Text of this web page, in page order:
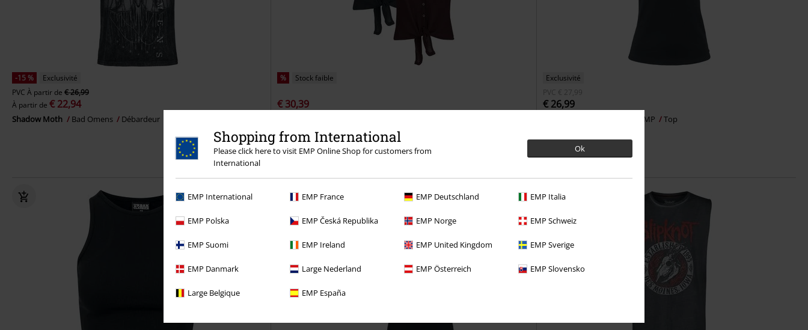
Shopping from International
Please click here to visit EMP Online Shop for customers from
International
Ok
EMP International EMP France EMP Deutschland EMP Italia
EMP Polska EMP Česká Republika EMP Norge EMP Schweiz
EMP Suomi EMP Ireland EMP United Kingdom EMP Sverige
EMP Danmark Large Nederland EMP Österreich EMP Slovensko
Large Belgique EMP España
-15 %
Exclusivité
PVC À partir de € 26,99
À partir de € 22,94
Shadow Moth Bad Omens Débardeur
% Stock faible
€ 30,39
Exclusivité
PVC € 27,99
€ 26,99
Gothicana by EMP Top